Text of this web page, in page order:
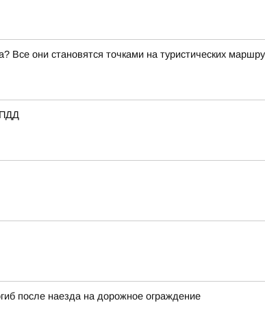
Все они становятся точками на туристических
после наезда на дорожное ограждение